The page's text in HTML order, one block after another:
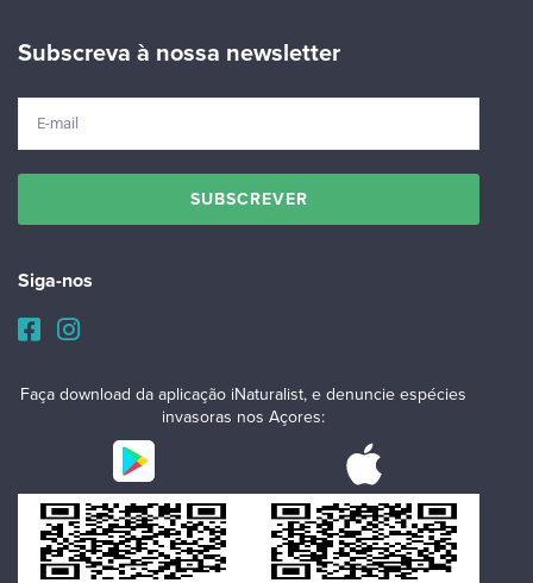
Subscreva à nossa newsletter
Siga-nos
Faça download da aplicação iNaturalist, e denuncie espécies
invasoras nos Açores: